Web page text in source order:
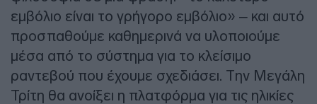
εμβόλιο είναι το γρήγορο εμβόλιο» – και αυτό
προσπαθούμε καθημερινά να υλοποιούμε
μέσα από το σύστημα για το κλείσιμο
ραντεβού που έχουμε σχεδιάσει. Την Μεγάλη
Τρίτη θα ανοίξει η πλατφόρμα για τις ηλικίες